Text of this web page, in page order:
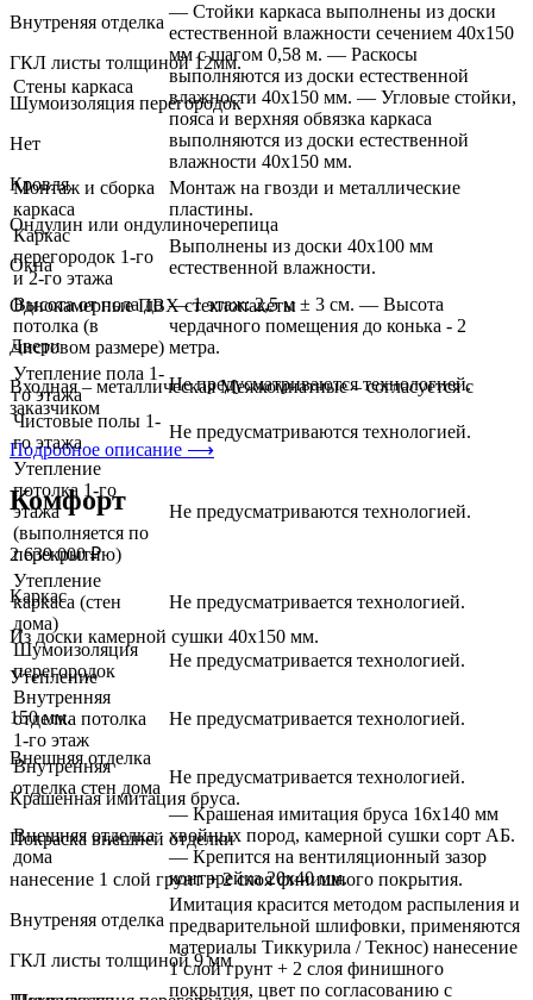
Внутреняя отделка
ГКЛ листы толщиной 12мм.
Шумоизоляция перегородок
Нет
Кровля
Ондулин или ондулиночерепица
Окна
Однокамерные ПВХ стеклопакеты
Двери
Входная – металлическая Межкомнатные – согласуется с
заказчиком
Подробное описание ⟶
Комфорт
2 639 000 ₽
Каркас
Из доски камерной сушки 40х150 мм.
Утепление
150 мм.
Внешняя отделка
Крашенная имитация бруса.
Покраска внешней отделки
нанесение 1 слой грунт + 2 слоя финишного покрытия.
Внутреняя отделка
ГКЛ листы толщиной 9 мм
Стены каркаса
— Стойки каркаса выполнены из доски
естественной влажности сечением 40х150
мм с шагом 0,58 м. — Раскосы
выполняются из доски естественной
влажности 40х150 мм. — Угловые стойки,
пояса и верхняя обвязка каркаса
выполняются из доски естественной
влажности 40х150 мм.
Монтаж и сборка
каркаса
Монтаж на гвозди и металлические
пластины.
Каркас
перегородок 1-го
и 2-го этажа
Выполнены из доски 40х100 мм
естественной влажности.
Высота от пола до
потолка (в
чистовом размере)
— 1 этаж: 2,5 м ± 3 см. — Высота
чердачного помещения до конька - 2
метра.
Утепление пола 1-
го этажа
Не предусматриваются технологией.
Чистовые полы 1-
го этажа
Не предусматриваются технологией.
Утепление
потолка 1-го
этажа
(выполняется по
перекрытию)
Не предусматриваются технологией.
Утепление
каркаса (стен
дома)
Не предусматривается технологией.
Шумоизоляция
перегородок
Не предусматривается технологией.
Внутренняя
отделка потолка
1-го этаж
Не предусматривается технологией.
Внутренняя
отделка стен дома
Не предусматривается технологией.
Внешняя отделка
дома
— Крашеная имитация бруса 16х140 мм
хвойных пород, камерной сушки сорт АБ.
— Крепится на вентиляционный зазор
контррейка 20х40 мм.
Имитация красится методом распыления и
предварительной шлифовки, применяются
материалы Тиккурила / Текнос) нанесение
1 слой грунт + 2 слоя финишного
покрытия, цвет по согласованию с